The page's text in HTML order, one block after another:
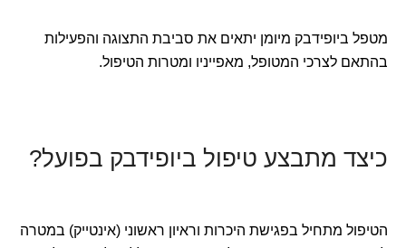
מטפל ביופידבק מיומן יתאים את סביבת התצוגה והפעילות
בהתאם לצרכי המטופל, מאפייניו ומטרות הטיפול.
כיצד מתבצע טיפול ביופידבק בפועל?
הטיפול מתחיל בפגישת היכרות וראיון ראשוני (אינטייק) במטרה